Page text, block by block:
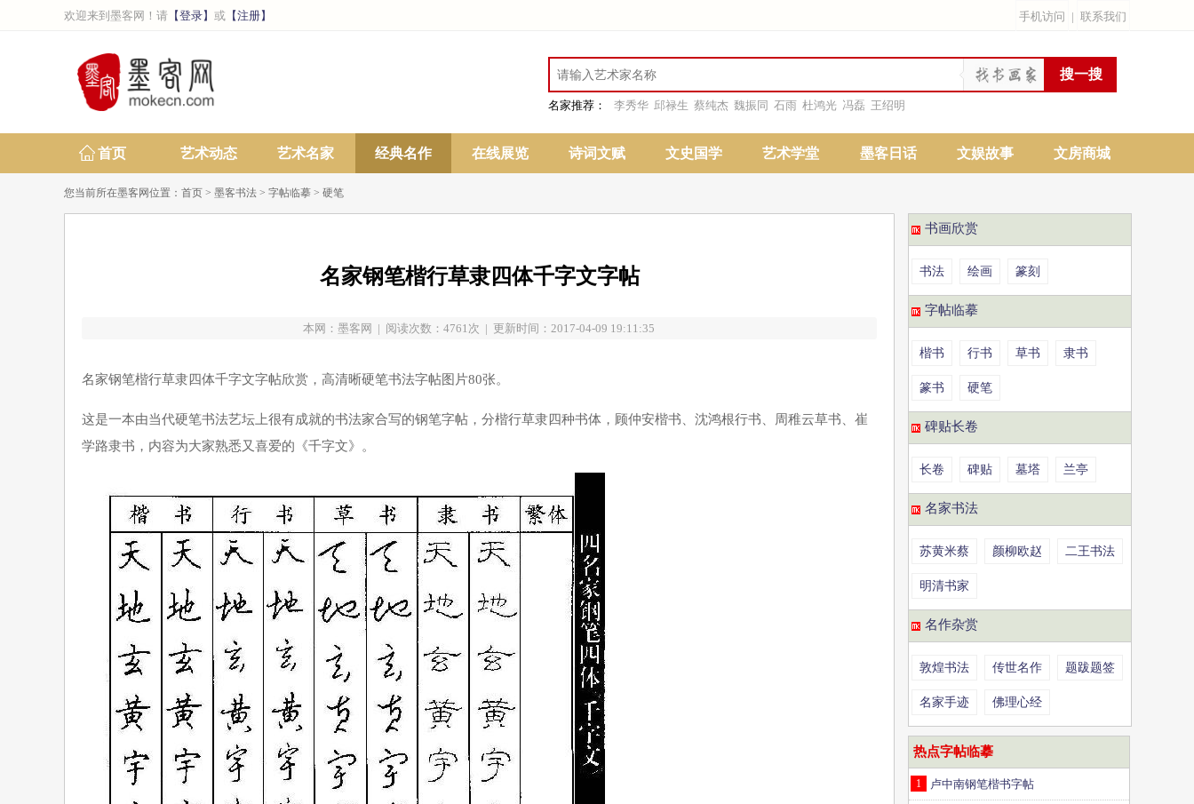
欢迎来到墨客网！请 【登录】 或 【注册】 手机访问 | 联系我们
名家推荐： 李秀华 邱禄生 蔡纯杰 魏振同 石雨 杜鸿光 冯磊 王绍明
首页 艺术动态 艺术名家 经典名作 在线展览 诗词文赋 文史国学 艺术学堂 墨客日话 文娱故事 文房商城
您当前所在墨客网位置： 首页 > 墨客书法 > 字帖临摹 > 硬笔
名家钢笔楷行草隶四体千字文字帖
本网：墨客网 | 阅读次数：4761次 | 更新时间：2017-04-09 19:11:35
名家钢笔楷行草隶四体千字文字帖欣赏，高清晰硬笔书法字帖图片80张。
这是一本由当代硬笔书法艺坛上很有成就的书法家合写的钢笔字帖，分楷行草隶四种书体，顾仲安楷书、沈鸿根行书、周稚云草书、崔
学路隶书，内容为大家熟悉又喜爱的《千字文》。
书画欣赏
书法 绘画 篆刻
字帖临摹
楷书 行书 草书 隶书
篆书 硬笔
碑贴长卷
长卷 碑贴 墓塔 兰亭
名家书法
苏黄米蔡 颜柳欧赵 二王书法
明清书家
名作杂赏
敦煌书法 传世名作 题跋题签
名家手迹 佛理心经
热点字帖临摹
1 卢中南钢笔楷书字帖